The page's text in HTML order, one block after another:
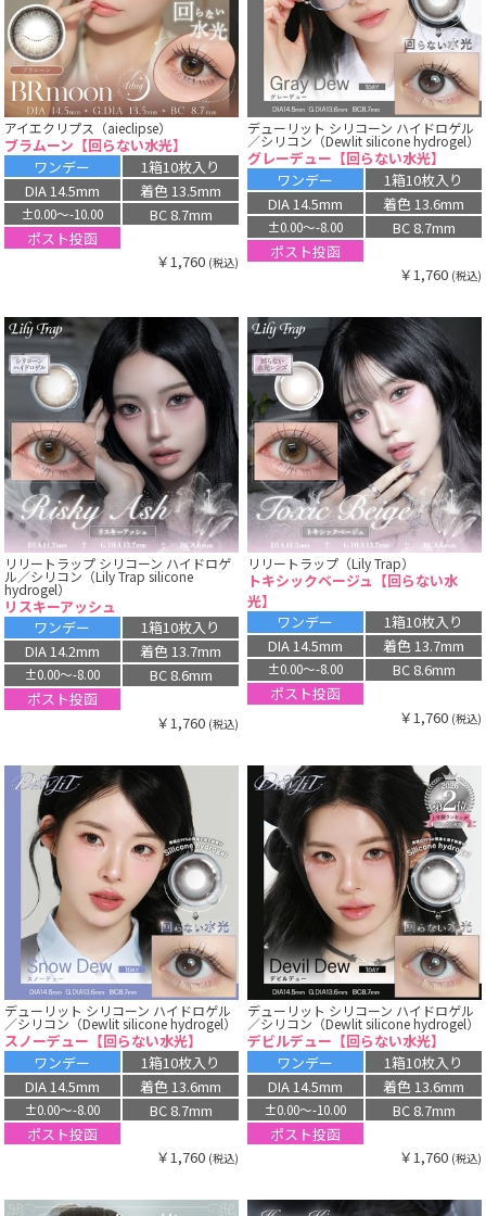
アイエクリプス（aieclipse）
ブラムーン【回らない水光】
ワンデー
1箱10枚入り
DIA 14.5mm
着色 13.5mm
±0.00〜-10.00
BC 8.7mm
ポスト投函
￥1,760 (税込)
デューリット シリコーン ハイドロゲル
／シリコン（Dewlit silicone hydrogel）
グレーデュー【回らない水光】
ワンデー
1箱10枚入り
DIA 14.5mm
着色 13.6mm
±0.00〜-8.00
BC 8.7mm
ポスト投函
￥1,760 (税込)
リリートラップ シリコーン ハイドロゲ
ル／シリコン（Lily Trap silicone
hydrogel）
リスキーアッシュ
ワンデー
1箱10枚入り
DIA 14.2mm
着色 13.7mm
±0.00〜-8.00
BC 8.6mm
ポスト投函
￥1,760 (税込)
リリートラップ（Lily Trap）
トキシックベージュ【回らない水
光】
ワンデー
1箱10枚入り
DIA 14.5mm
着色 13.7mm
±0.00〜-8.00
BC 8.6mm
ポスト投函
￥1,760 (税込)
デューリット シリコーン ハイドロゲル
／シリコン（Dewlit silicone hydrogel）
スノーデュー【回らない水光】
ワンデー
1箱10枚入り
DIA 14.5mm
着色 13.6mm
±0.00〜-8.00
BC 8.7mm
ポスト投函
￥1,760 (税込)
デューリット シリコーン ハイドロゲル
／シリコン（Dewlit silicone hydrogel）
デビルデュー【回らない水光】
ワンデー
1箱10枚入り
DIA 14.5mm
着色 13.6mm
±0.00〜-10.00
BC 8.7mm
ポスト投函
￥1,760 (税込)